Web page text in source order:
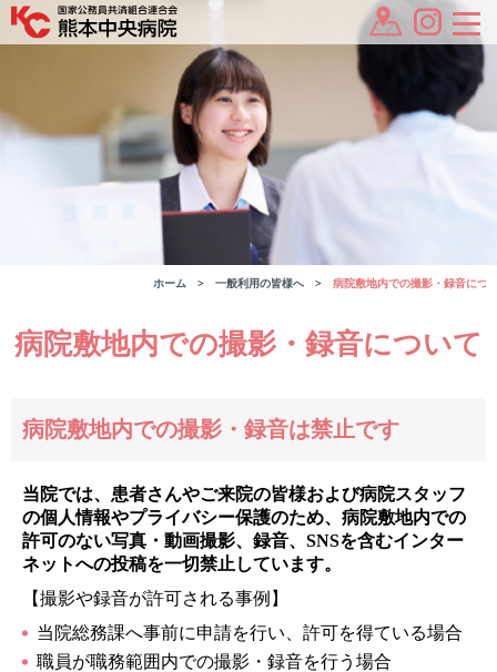
ホーム 一般利用の皆様へ 病院敷地内での撮影・録音につ
病院敷地内での撮影・録音について
病院敷地内での撮影・録音は禁止です
当院では、患者さんやご来院の皆様および病院スタッフ
の個人情報やプライバシー保護のため、病院敷地内での
許可のない写真・動画撮影、録音、SNSを含むインター
ネットへの投稿を一切禁止しています。
【撮影や録音が許可される事例】
当院総務課へ事前に申請を行い、許可を得ている場合
職員が職務範囲内での撮影・録音を行う場合